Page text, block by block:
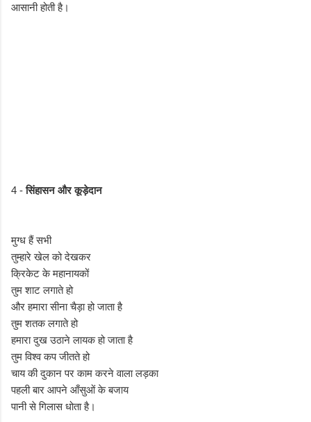
आसानी होती है।
4 -सिंहासन और कूड़ेदान
मुग्ध हैं सभी
तुम्हारे खेल को देखकर
क्रिकेट के महानायकों
तुम शाट लगाते हो
और हमारा सीना चैड़ा हो जाता है
तुम शतक लगाते हो
हमारा दुख उठाने लायक हो जाता है
तुम विश्व कप जीतते हो
चाय की दुकान पर काम करने वाला लड़का
पहली बार आपने आँसुओं के बजाय
पानी से गिलास धोता है।